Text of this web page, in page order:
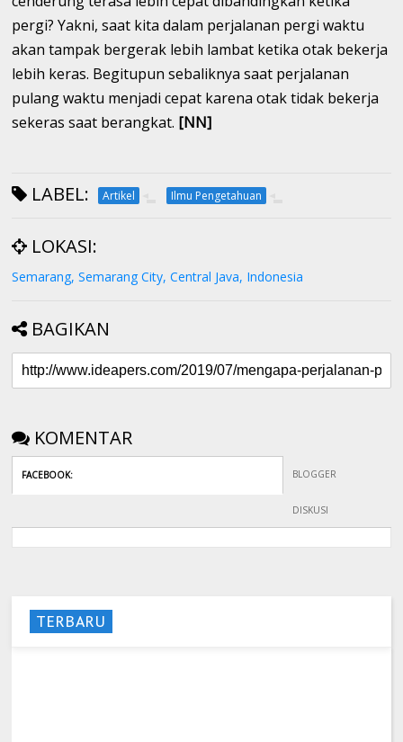
pergi? Yakni, saat kita dalam perjalanan pergi waktu
akan tampak bergerak lebih lambat ketika otak bekerja
lebih keras. Begitupun sebaliknya saat perjalanan
pulang waktu menjadi cepat karena otak tidak bekerja
sekeras saat berangkat. [NN]
LABEL: Artikel Ilmu Pengetahuan
LOKASI:
Semarang, Semarang City, Central Java, Indonesia
BAGIKAN
KOMENTAR
FACEBOOK: BLOGGER
DISKUSI
TERBARU